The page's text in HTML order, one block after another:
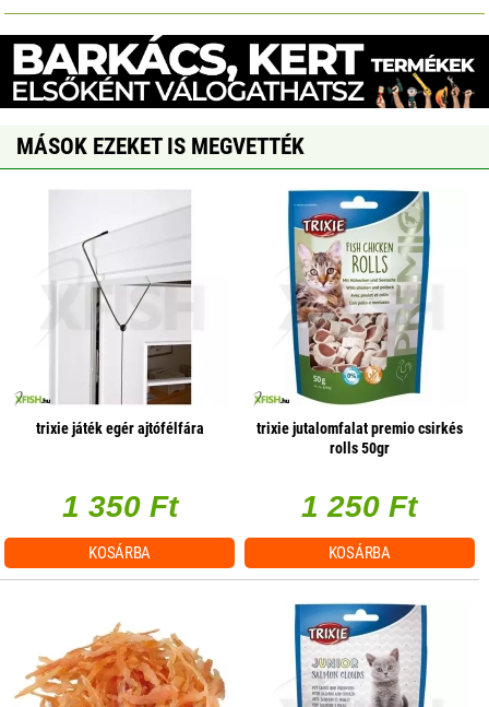
MÁSOK EZEKET IS MEGVETTÉK
trixie játék egér ajtófélfára
1 350 Ft
KOSÁRBA
trixie jutalomfalat premio csirkés
rolls 50gr
1 250 Ft
KOSÁRBA